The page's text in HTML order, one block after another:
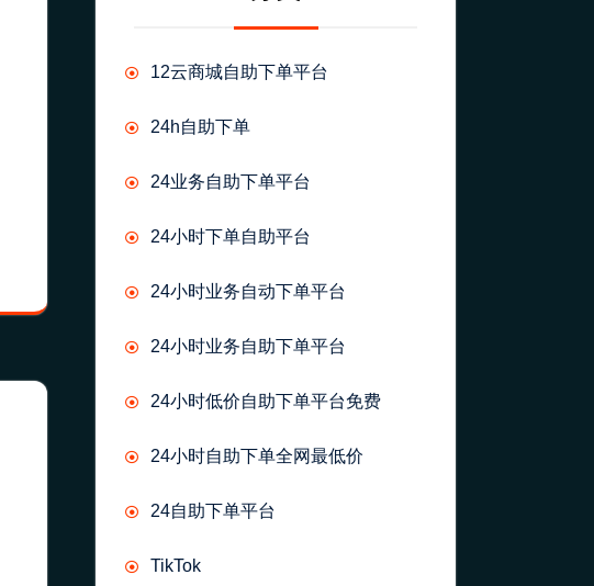
12云商城自助下单平台
24h自助下单
24业务自助下单平台
24小时下单自助平台
24小时业务自动下单平台
24小时业务自助下单平台
24小时低价自助下单平台免费
24小时自助下单全网最低价
24自助下单平台
TikTok